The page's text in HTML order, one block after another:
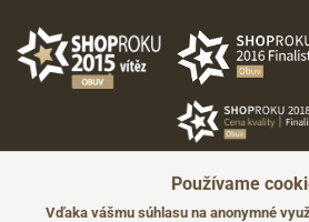
Používame
Vďaka vášmu súhlasu na anonymné